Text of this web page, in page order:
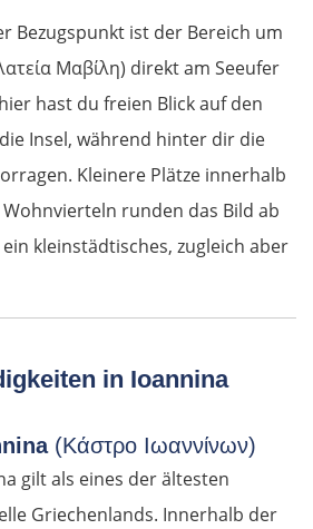
Bezugspunkt ist der Bereich um
Μαβίλη) direkt am Seeufer
hast du freien Blick auf den
Insel, während hinter dir die
Kleinere Plätze innerhalb
runden das Bild ab
kleinstädtisches, zugleich aber
in Ioannina
(Κάστρο Ιωαννίνων)
gilt als eines der ältesten
Griechenlands. Innerhalb der